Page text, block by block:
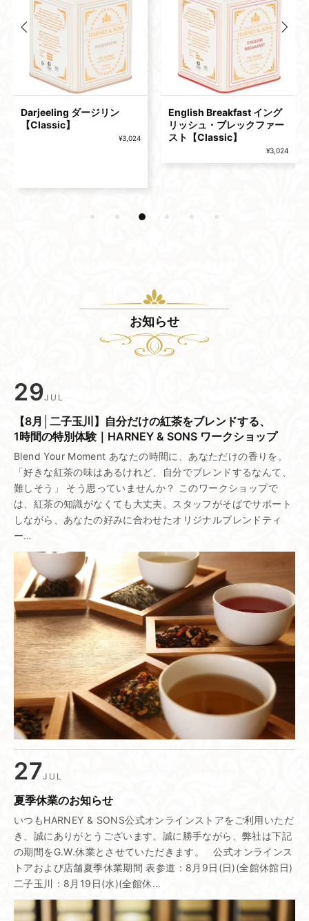
Darjeeling ダージリン
【Classic】
¥3,024
English Breakfast イング
リッシュ・ブレックファー
スト【Classic】
¥3,024
お知らせ
29JUL
【8月│二子玉川】​自分だけの​紅茶を​ブレンドする、​
1時間の​特別体験｜HARNEY & SONS ワークショップ
Blend Your Moment あなたの時間に、あなただけの香りを。
「好きな紅茶の味はあるけれど、自分でブレンドするなんて、
難しそう」 そう思っていませんか？ このワークショップで
は、紅茶の知識がなくても大丈夫。スタッフがそばでサポート
しながら、あなたの好みに合わせたオリジナルブレンドティ
ー…
27JUL
夏季休業の​お知らせ
いつもHARNEY & SONS公式オンラインストアをご利用いただ
き、誠にありがとうございます。誠に勝手ながら、弊社は下記
の期間をG.W.休業とさせていただきます。 公式オンラインス
トアおよび店舗夏季休業期間 表参道：8月9日(日)(全館休館日)
二子玉川：8月19日(水)(全館休…